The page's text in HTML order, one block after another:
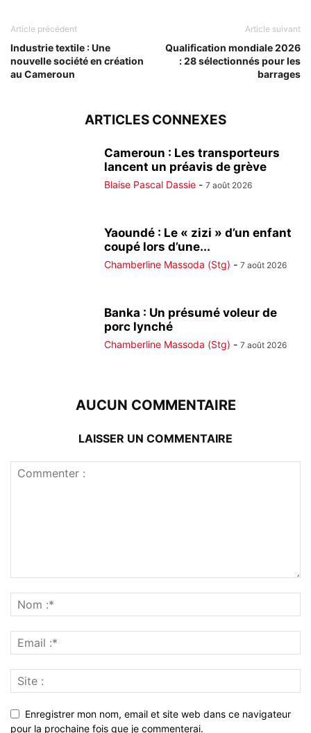
Article précédent
Industrie textile : Une
nouvelle société en création
au Cameroun
Article suivant
Qualification mondiale 2026
: 28 sélectionnés pour les
barrages
ARTICLES CONNEXES
Cameroun : Les transporteurs
lancent un préavis de grève
Blaise Pascal Dassie - 7 août 2026
Yaoundé : Le « zizi » d’un enfant
coupé lors d’une...
Chamberline Massoda (Stg) - 7 août 2026
Banka : Un présumé voleur de
porc lynché
Chamberline Massoda (Stg) - 7 août 2026
AUCUN COMMENTAIRE
LAISSER UN COMMENTAIRE
Enregistrer mon nom, email et site web dans ce navigateur
pour la prochaine fois que je commenterai.